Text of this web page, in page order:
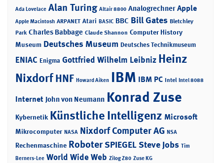
Ada Lovelace Alan Turing Altair 8800 Analogrechner Apple
Apple Macintosh ARPANET Atari BASIC BBC Bill Gates Bletchley
Park Charles Babbage Claude Shannon Computer History
Museum Deutsches Museum Deutsches Technikmuseum
ENIAC Enigma Gottfried Wilhelm Leibniz Heinz
NixdorfHNF Howard Aiken IBM IBM PC Intel Intel 8088
Internet John von Neumann Konrad Zuse
Kybernetik Künstliche Intelligenz Microsoft
Mikrocomputer NASA Nixdorf Computer AG NSA
Rechenmaschine RoboterSPIEGELSteve Jobs Tim
Berners-Lee World Wide Web Zilog Z80 Zuse KG